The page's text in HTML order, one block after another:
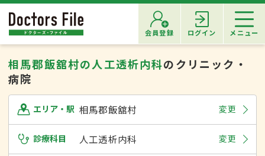
会員登録 ログイン メニュー
相馬郡飯舘村の人工透析内科のクリニック・
病院
エリア・駅 相馬郡飯舘村 変更
診療科目 人工透析内科 変更